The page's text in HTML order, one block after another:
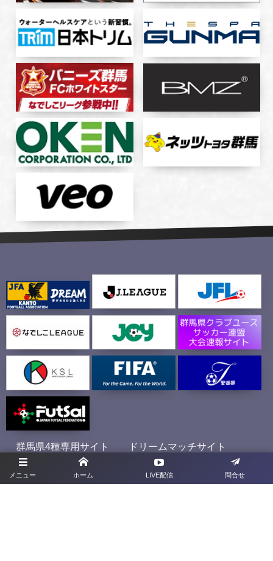
メニュー ホーム LIVE配信 問合せ
群馬県4種専用サイト ドリームマッチサイト